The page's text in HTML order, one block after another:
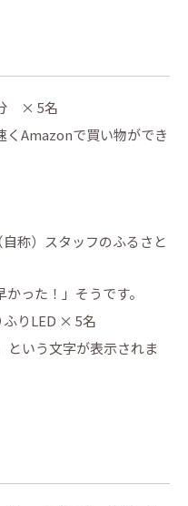
× 5名
くAmazonで買い物ができ
称）スタッフのふるさと
かった！」そうです。
りLED × 5名
という文字が表示されま